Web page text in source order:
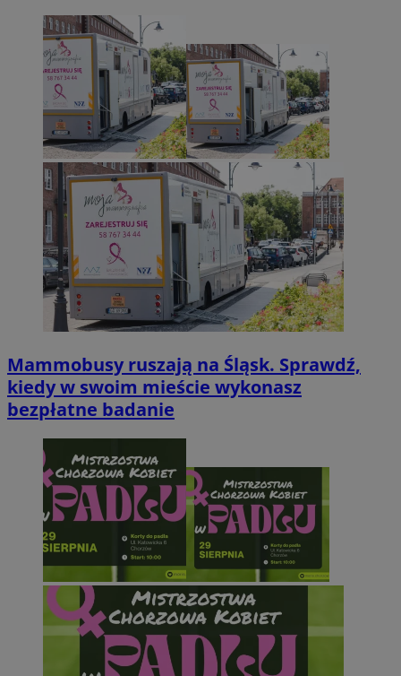
Mammobusy ruszają na Śląsk. Sprawdź,
kiedy w swoim mieście wykonasz
bezpłatne badanie